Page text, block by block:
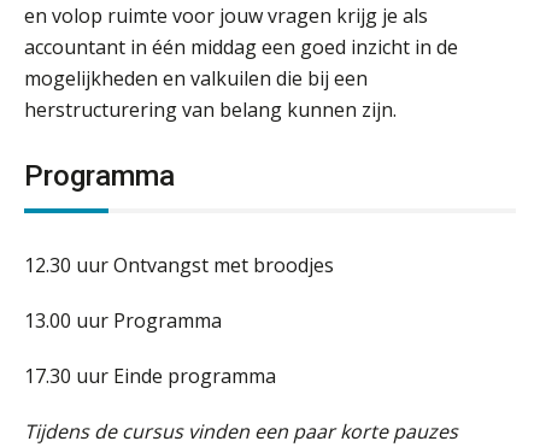
en volop ruimte voor jouw vragen krijg je als
accountant in één middag een goed inzicht in de
mogelijkheden en valkuilen die bij een
herstructurering van belang kunnen zijn.
Programma
12.30 uur Ontvangst met broodjes
13.00 uur Programma
17.30 uur Einde programma
Tijdens de cursus vinden een paar korte pauzes